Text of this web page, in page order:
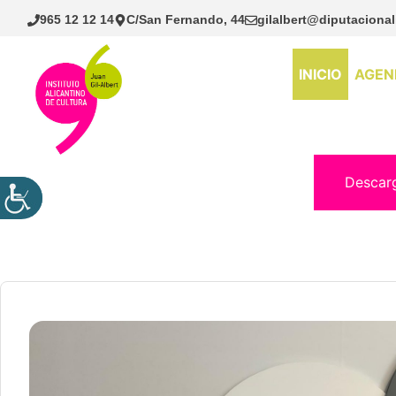
Saltar
965 12 12 14 C/San Fernando, 44
INICIO